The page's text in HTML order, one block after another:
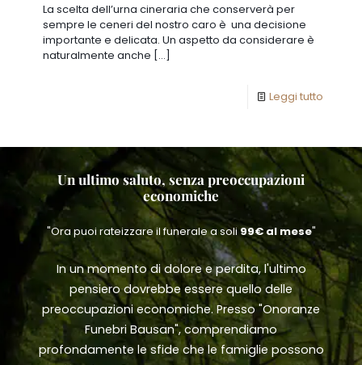
La scelta dell’urna cineraria che conserverà per
sempre le ceneri del nostro caro è una decisione
importante e delicata. Un aspetto da considerare è
naturalmente anche […]
Leggi tutto
Un ultimo saluto, senza preoccupazioni
economiche
"Ora puoi rateizzare il funerale a soli 99€ al mese"
In un momento di dolore e perdita, l'ultimo
pensiero dovrebbe essere quello delle
preoccupazioni economiche. Presso "Onoranze
Funebri Bausan", comprendiamo
profondamente le sfide che le famiglie possono